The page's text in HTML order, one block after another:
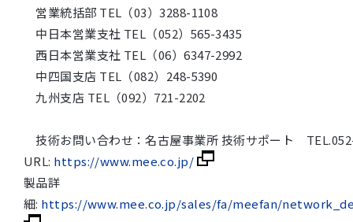
営業統括部 TEL（03）3288-1108
中日本営業支社 TEL（052）565-3435
西日本営業支社 TEL（06）6347-2992
中四国支店 TEL（082）248-5390
九州支店 TEL（092）721-2202
技術お問い合わせ：名古屋事業所 技術サポート
URL: https://www.mee.co.jp/
製品詳
細: https://www.mee.co.jp/sales/fa/meefan/